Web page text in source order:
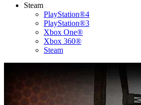
Steam
PlayStation®4
PlayStation®3
Xbox One®
Xbox 360®
Steam